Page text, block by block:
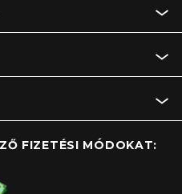
FIZETÉSI MÓDOKAT: